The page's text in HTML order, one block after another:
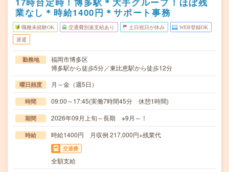
業なし＊時給1400円＊サポート事務
職種未経験OK 交通費別途支給あり 土日祝日が休み WEB登録OK
派遣
勤務地
福岡市博多区
博多駅から徒歩5分／東比恵駅から徒歩12分
曜日頻度 月～金（週5日）
時間 09:00～17:45(実働7時間45分 休憩1時間)
期間 2026年09月上旬～長期 ※9月～！
時給 時給1400円 月収例 217,000円+残業代
交通費
全額支給